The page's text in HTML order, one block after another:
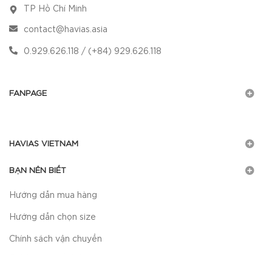
TP Hồ Chí Minh
contact@havias.asia
0.929.626.118 / (+84) 929.626.118
FANPAGE
HAVIAS VIETNAM
BẠN NÊN BIẾT
Hướng dẫn mua hàng
Hướng dẫn chọn size
Chính sách vận chuyển